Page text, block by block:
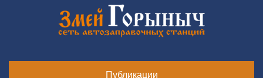
Публикации